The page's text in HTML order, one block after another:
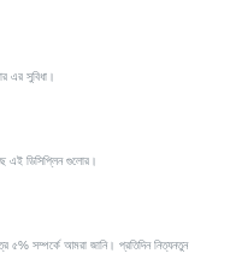
এর সুবিধা।
এই ডিসিপ্লিন গুলোর।
৫% সম্পর্কে আমরা জানি। প্রতিদিন নিত্যনতুন